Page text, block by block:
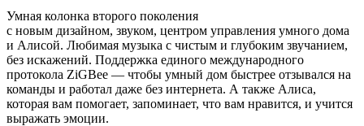
Умная колонка второго поколения
с новым дизайном, звуком, центром управления умного дома
и Алисой. Любимая музыка с чистым и глубоким звучанием,
без искажений. Поддержка единого международного
протокола ZiGBee — чтобы умный дом быстрее отзывался на
команды и работал даже без интернета. А также Алиса,
которая вам помогает, запоминает, что вам нравится, и учится
выражать эмоции.